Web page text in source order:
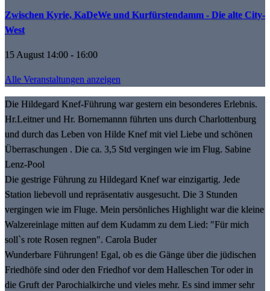
Zwischen Kyrie, KaDeWe und Kurfürstendamm - Die alte City-
West
15 August 14:00 - 16:00
Alle Veranstaltungen anzeigen
Die Hildegard Knef-Führung war gestern ein besonderes Erlebnis.
Hr.Leitner und Hr. Bornemannn führten uns durch Charlottenburg
und durch das Leben von Hilde Knef mit viel Liebe und schönen
Überraschungen . Die ca. 3,5 Std vergingen wie im Flug. Sabine
Lenz-Pool
Die gestrige Führung zu Hildegard Knef war einzigartig. Jede
Station liebevoll und repräsentativ ausgesucht. Die 3 Stunden
vergingen wie im Fluge. Mein persönliches Highlight war die kleine
Walzereinlage mitten auf dem Kudamm zu dem Lied: "Für mich
soll`s rote Rosen regnen". Carola Buder
Wunderbare Führungen! Egal, ob es die Gänge über die jüdischen
Friedhöfe sind oder den Friedhof vor dem Halleschen Tor oder in
die Gruft der Parochialkirche und vieles mehr. Es sind immer sehr